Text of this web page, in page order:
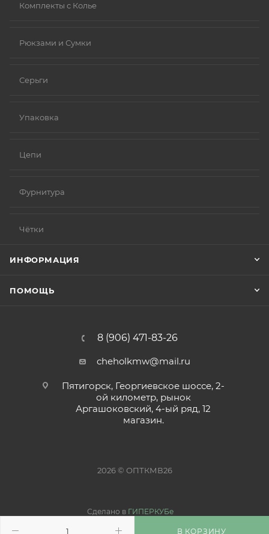
В КОРЗИНУ
Комплекты с Колье
Рюкзами и Сумки
Серьги
Упаковка
Цепи
Фурнитура
Чётки
ИНФОРМАЦИЯ
ПОМОЩЬ
8 (906) 471-83-26
cheholkmw@mail.ru
Пятигорск, Георгиевское шоссе, 2-
ой километр, рынок
Аргашоковский, 4-ый ряд, 12
магазин.
2026 © ОПТКМВ26
Сделано в ГИПЕРКУБе